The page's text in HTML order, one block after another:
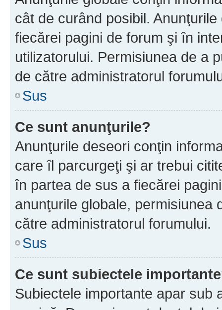
cât de curând posibil.
fiecărei pagini de forum şi în
utilizatorului. Permisiunea de a
de către administratorul
Sus
Ce sunt anunţurile?
Anunţurile deseori conţin
care îl parcurgeţi şi ar trebui
în partea de sus a fiecărei
anunţurile globale, permisiunea
către administratorul forumului.
Sus
Ce sunt subiectele
Subiectele importante apar sub